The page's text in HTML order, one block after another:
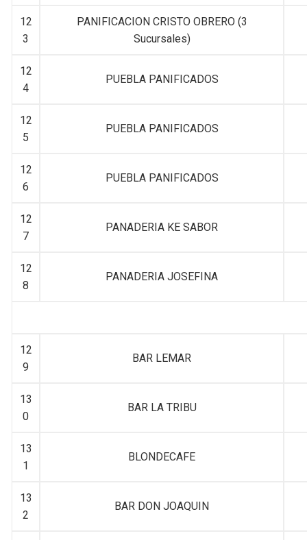
12
3
PANIFICACION CRISTO OBRERO (3
Sucursales)
12
4
PUEBLA PANIFICADOS
12
5
PUEBLA PANIFICADOS
12
6
PUEBLA PANIFICADOS
12
7
PANADERIA KE SABOR
12
8
PANADERIA JOSEFINA
12
9
BAR LEMAR
13
0
BAR LA TRIBU
13
1
BLONDECAFE
13
2
BAR DON JOAQUIN